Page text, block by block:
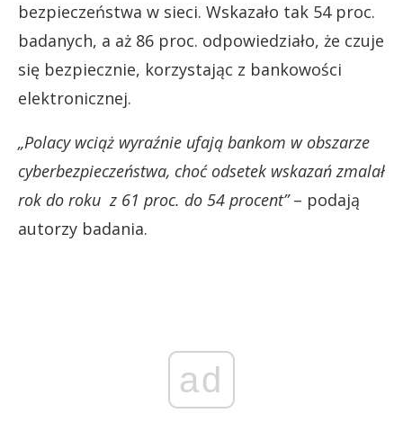
bezpieczeństwa w sieci. Wskazało tak 54 proc.
badanych, a aż 86 proc. odpowiedziało, że czuje
się bezpiecznie, korzystając z bankowości
elektronicznej.
„Polacy wciąż wyraźnie ufają bankom w obszarze
cyberbezpieczeństwa, choć odsetek wskazań zmalał
rok do roku z 61 proc. do 54 procent”– podają
autorzy badania.
ad